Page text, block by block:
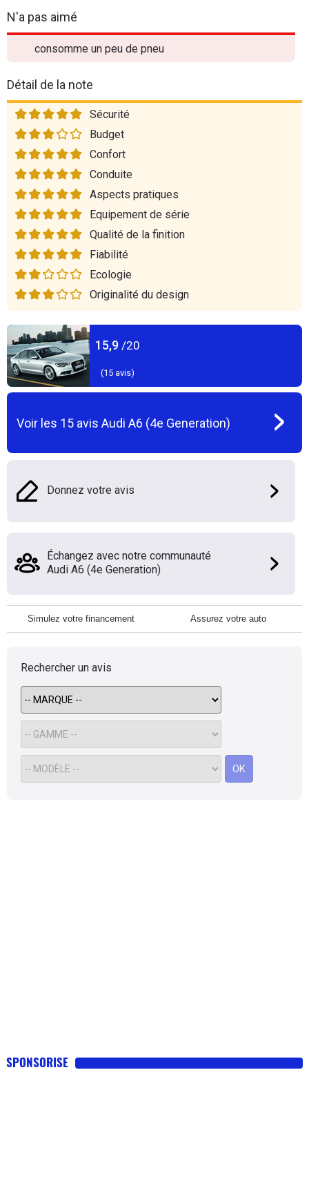
N'a pas aimé
consomme un peu de pneu
Détail de la note
Sécurité
Budget
Confort
Conduite
Aspects pratiques
Equipement de série
Qualité de la finition
Fiabilité
Ecologie
Originalité du design
15,9 /20
(15 avis)
Voir les 15 avis Audi A6 (4e Generation)
Donnez votre avis
Échangez avec notre communauté
Audi A6 (4e Generation)
Simulez votre financement Assurez votre auto
Rechercher un avis
OK
SPONSORISE